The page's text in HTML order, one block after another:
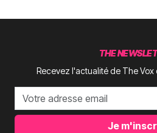
THE
Recevez l'actualité de The Vox
Je